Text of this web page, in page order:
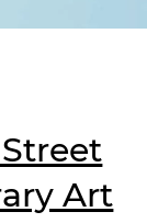
Art